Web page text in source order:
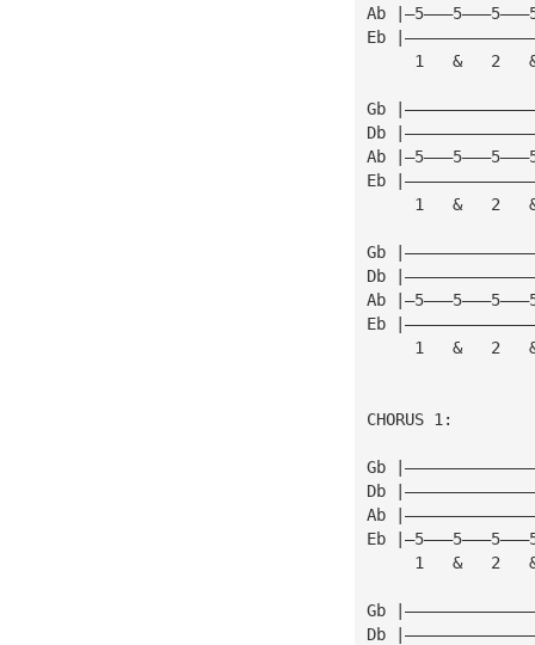
Ab
Eb
1   &   2
Gb
Db
Ab
Eb
1   &   2
Gb
Db
Ab
Eb
1   &   2
CHORUS 1:
Gb
Db
Ab
Eb
1   &   2
Gb
Db